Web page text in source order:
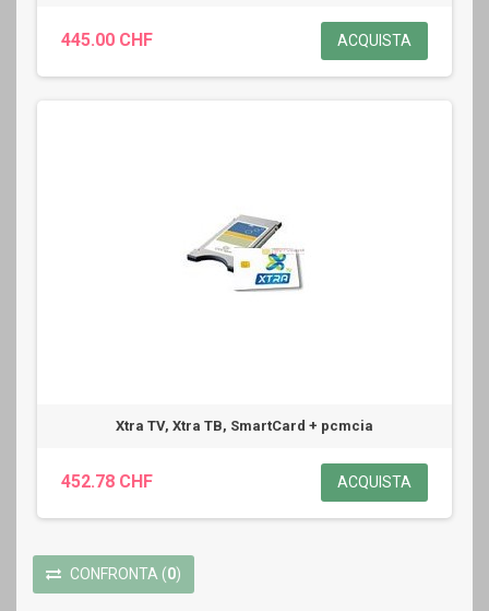
445.00 CHF ACQUISTA
Xtra TV, Xtra ТВ, SmartCard + pcmcia
452.78 CHF ACQUISTA
CONFRONTA (0)